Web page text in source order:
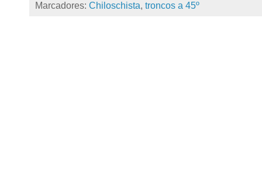
Marcadores: Chiloschista, troncos a 45º